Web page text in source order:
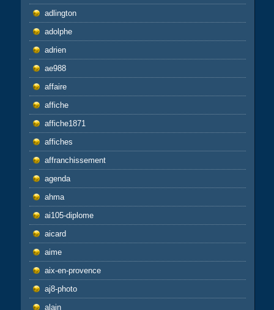
adlington
adolphe
adrien
ae988
affaire
affiche
affiche1871
affiches
affranchissement
agenda
ahma
ai105-diplome
aicard
aime
aix-en-provence
aj8-photo
alain